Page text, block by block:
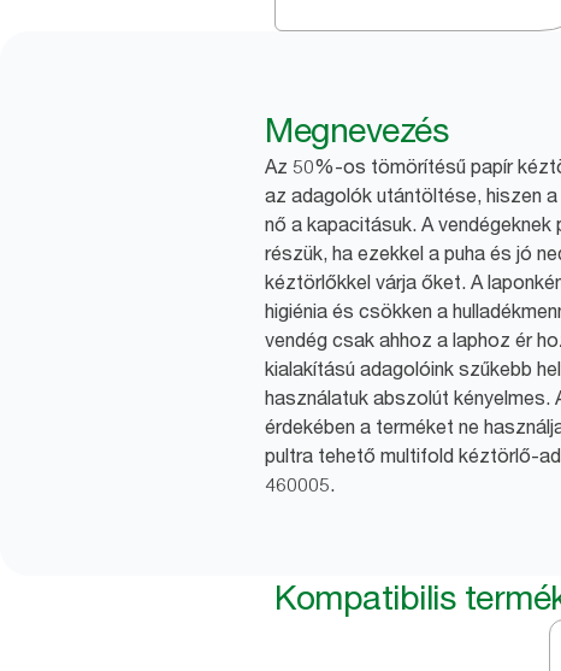
Megnevezés
Az 50%-os tömörítésű papír
az adagolók utántöltése, hiszen
nő a kapacitásuk. A vendégeknek
részük, ha ezekkel a puha és jó
kéztörlőkkel várja őket. A
higiénia és csökken a
vendég csak ahhoz a laphoz ér
kialakítású adagolóink szűkebb
használatuk abszolút kényelmes.
érdekében a terméket ne
pultra tehető multifold kéztörlő-
460005.
Kompatibilis